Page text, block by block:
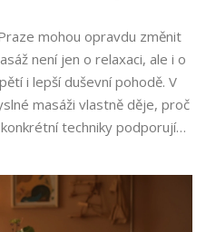
mohou opravdu změnit
není jen o relaxaci, ale i o
i lepší duševní pohodě. V
masáži vlastně děje, proč
techniky podporují
Pokud se večer převaluješ
tohle tě bude zajímat.